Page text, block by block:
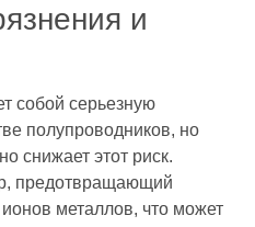
и
собой серьезную
полупроводников, но
снижает этот риск.
предотвращающий
металлов, что может